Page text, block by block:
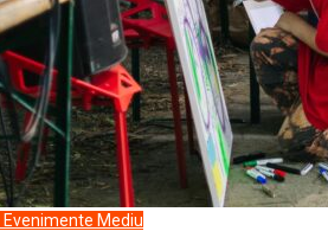
Evenimente Mediu